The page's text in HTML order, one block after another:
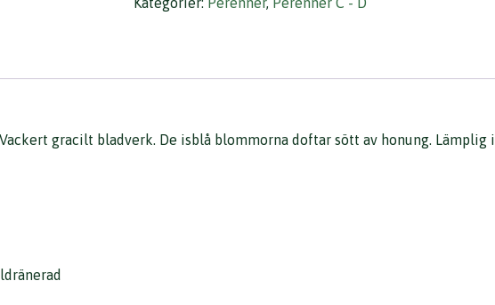
gracilt bladverk. De isblå blommorna doftar sött av honung. Lämplig i